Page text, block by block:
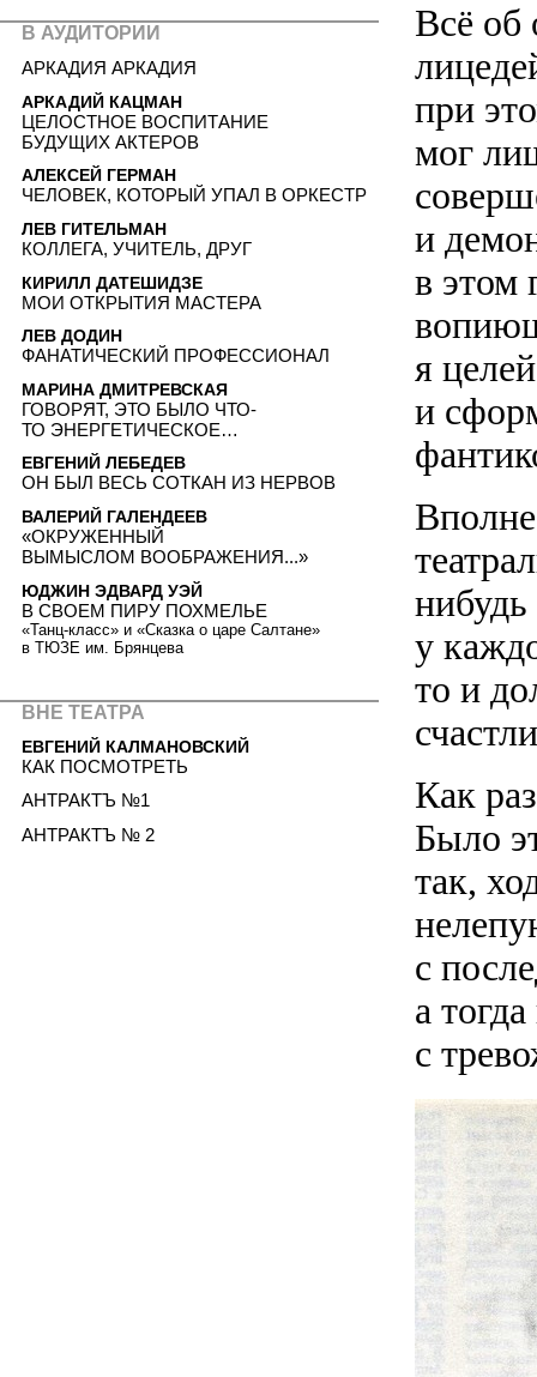
Всё об
при
мог
и
в этом
я
и
у
то и
Как
Было
так,
с
а
с
В АУДИТОРИИ
АРКАДИЯ АРКАДИЯ
АРКАДИЙ КАЦМАН
ЦЕЛОСТНОЕ ВОСПИТАНИЕ
БУДУЩИХ АКТЕРОВ
АЛЕКСЕЙ ГЕРМАН
ЧЕЛОВЕК, КОТОРЫЙ УПАЛ В ОРКЕСТР
ЛЕВ ГИТЕЛЬМАН
КОЛЛЕГА, УЧИТЕЛЬ, ДРУГ
КИРИЛЛ ДАТЕШИДЗЕ
МОИ ОТКРЫТИЯ МАСТЕРА
ЛЕВ ДОДИН
ФАНАТИЧЕСКИЙ ПРОФЕССИОНАЛ
МАРИНА ДМИТРЕВСКАЯ
ГОВОРЯТ, ЭТО БЫЛО ЧТО-
ТО ЭНЕРГЕТИЧЕСКОЕ…
ЕВГЕНИЙ ЛЕБЕДЕВ
ОН БЫЛ ВЕСЬ СОТКАН ИЗ НЕРВОВ
ВАЛЕРИЙ ГАЛЕНДЕЕВ
«ОКРУЖЕННЫЙ
ВЫМЫСЛОМ ВООБРАЖЕНИЯ...»
ЮДЖИН ЭДВАРД УЭЙ
В СВОЕМ ПИРУ ПОХМЕЛЬЕ
«Танц-класс» и «Сказка о царе Салтане»
в ТЮЗЕ им. Брянцева
ВНЕ ТЕАТРА
ЕВГЕНИЙ КАЛМАНОВСКИЙ
КАК ПОСМОТРЕТЬ
АНТРАКТЪ №1
АНТРАКТЪ № 2